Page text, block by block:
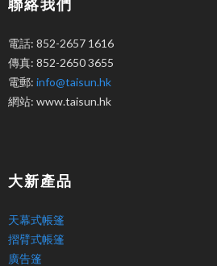
聯絡我們
電話: 852-2657 1616
傳真: 852-2650 3655
電郵: info@taisun.hk
網站: www.taisun.hk
大新產品
天幕式帳篷
摺臂式帳篷
廣告篷